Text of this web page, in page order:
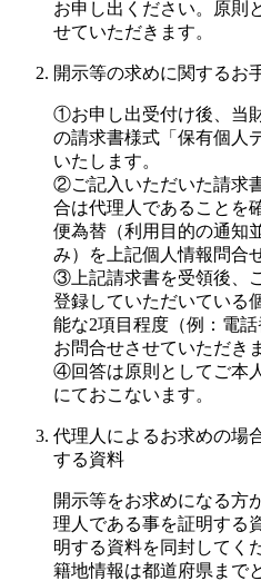
お申し出ください。原則
せていただきます。
開示等の求めに関するお
①お申し出受付け後、当
の請求書様式「保有個人
いたします。
②ご記入いただいた請求
合は代理人であることを
便為替（利用目的の通知
み）を上記個人情報問合
③上記請求書を受領後、
登録していただいている
能な2項目程度（例：電
お問合せさせていただき
④回答は原則としてご本
にておこないます。
代理人によるお求めの場
する資料
開示等をお求めになる方
理人である事を証明する
明する資料を同封してく
籍地情報は都道府県まで